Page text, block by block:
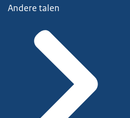
Andere talen